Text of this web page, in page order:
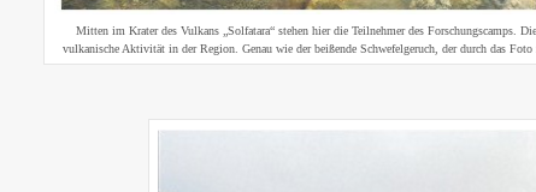
Mitten im Krater des Vulkans „Solfatara“ stehen hier die Teilnehmer des Forschungscamps.
vulkanische Aktivität in der Region. Genau wie der beißende Schwefelgeruch, der durch das